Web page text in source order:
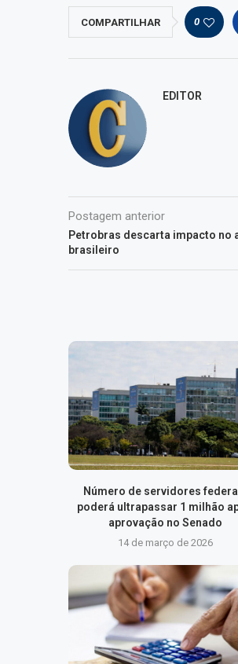
COMPARTILHAR 0
EDITOR
Postagem anterior
Petrobras descarta impacto no
brasileiro
Número de servidores
poderá ultrapassar 1 milhão
aprovação no Senado
14 de março de 2026